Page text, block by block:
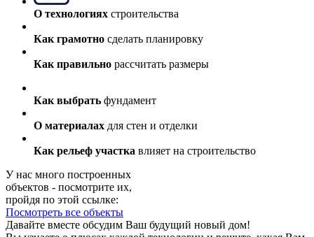
О технологиях строительства
Как грамотно сделать планировку
Как правильно рассчитать размеры
Как выбрать фундамент
О материалах для стен и отделки
Как рельеф участка влияет на строительство
У нас много построенных
объектов - посмотрите их,
пройдя по этой ссылке:
Посмотреть все объекты
Давайте вместе обсудим Ваш будущий новый дом!